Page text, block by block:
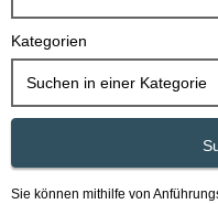
o
Kategorien
Suchen in einer Kategorie
Sie können mithilfe von